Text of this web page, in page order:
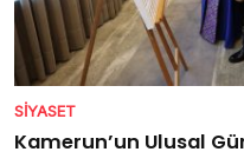
SIYASET
Kamerun’un Ulusal